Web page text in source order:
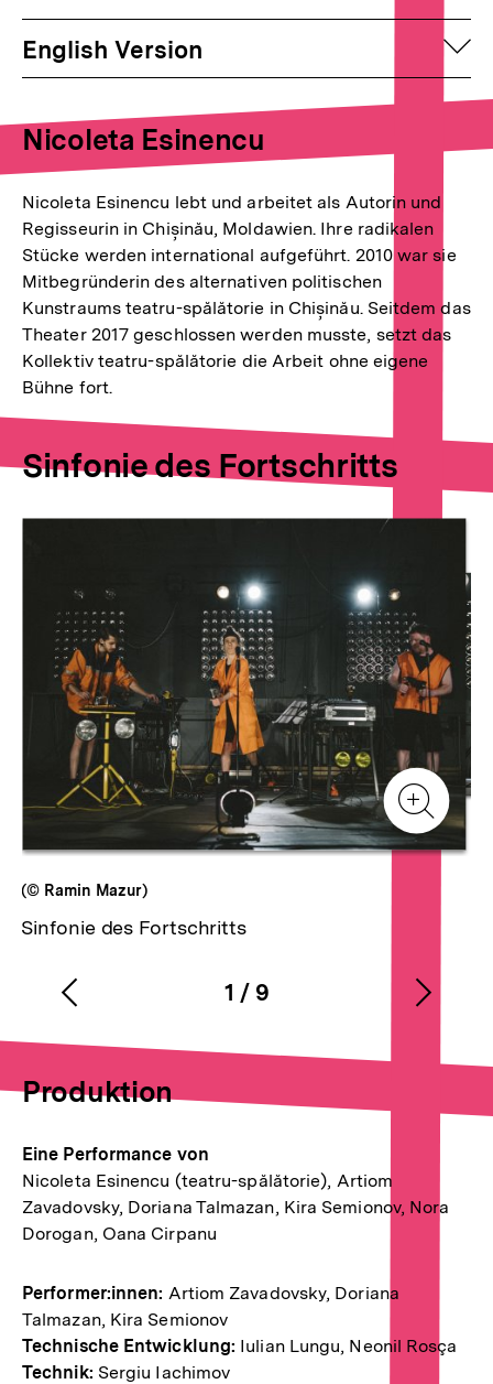
English Version
Nicoleta Esinencu
Nicoleta Esinencu lebt und arbeitet als Autorin und
Regisseurin in Chișinău, Moldawien. Ihre radikalen
Stücke werden international aufgeführt. 2010 war sie
Mitbegründerin des alternativen politischen
Kunstraums teatru-spălătorie in Chișinău. Seitdem das
Theater 2017 geschlossen werden musste, setzt das
Kollektiv teatru-spălătorie die Arbeit ohne eigene
Bühne fort.
Sinfonie des Fortschritts
Zur
Zur
Zur
Galerieansicht
(© Ramin Mazur)
Sinfonie des Fortschritts
Karussellinhalt
1
von
/ 9
Vorherigen
Inhalt
Produktion
Eine Performance von
Nicoleta Esinencu (teatru-spălătorie), Artiom
Zavadovsky, Doriana Talmazan, Kira Semionov, Nora
Dorogan, Oana Cirpanu
Performer:innen: Artiom Zavadovsky, Doriana
Talmazan, Kira Semionov
Technische Entwicklung: Iulian Lungu, Neonil Rosça
Technik: Sergiu Iachimov